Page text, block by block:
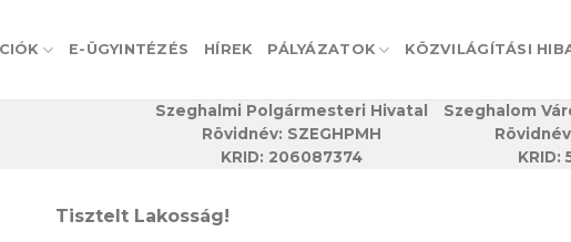
E-ÜGYINTÉZÉS HÍREK PÁLYÁZATOK KÖZVILÁGÍTÁSI
Szeghalmi Polgármesteri Hivatal
Rövidnév: SZEGHPMH
KRID: 206087374
Szeghalom
KRID:
Tisztelt Lakosság!